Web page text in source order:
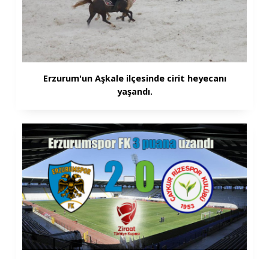
Erzurum'un Aşkale ilçesinde cirit heyecanı
yaşandı.